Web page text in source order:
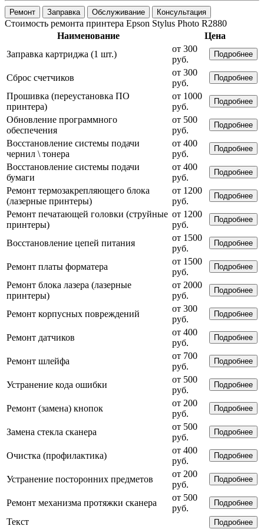
Ремонт Заправка Обслуживание Консультация
Стоимость ремонта принтера Epson Stylus Photo R2880
Наименование
Цена
Заправка картриджа (1 шт.)
от 300
руб.
Подробнее
Сброс счетчиков
от 300
руб.
Подробнее
Прошивка (переустановка ПО
принтера)
от 1000
руб.
Подробнее
Обновление программного
обеспечения
от 500
руб.
Подробнее
Восстановление системы подачи
чернил \ тонера
от 400
руб.
Подробнее
Восстановление системы подачи
бумаги
от 400
руб.
Подробнее
Ремонт термозакрепляющего блока
(лазерные принтеры)
от 1200
руб.
Подробнее
Ремонт печатающей головки (струйные
принтеры)
от 1200
руб.
Подробнее
Восстановление цепей питания
от 1500
руб.
Подробнее
Ремонт платы форматера
от 1500
руб.
Подробнее
Ремонт блока лазера (лазерные
принтеры)
от 2000
руб.
Подробнее
Ремонт корпусных повреждений
от 300
руб.
Подробнее
Ремонт датчиков
от 400
руб.
Подробнее
Ремонт шлейфа
от 700
руб.
Подробнее
Устранение кода ошибки
от 500
руб.
Подробнее
Ремонт (замена) кнопок
от 200
руб.
Подробнее
Замена стекла сканера
от 500
руб.
Подробнее
Очистка (профилактика)
от 400
руб.
Подробнее
Устранение посторонних предметов
от 200
руб.
Подробнее
Ремонт механизма протяжки сканера
от 500
руб.
Подробнее
Текст Подробнее